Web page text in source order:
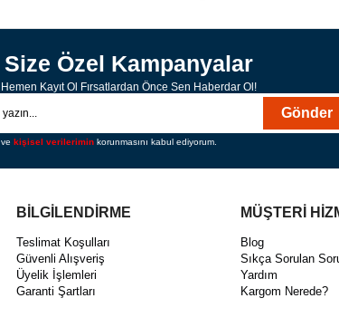
Size Özel Kampanyalar
Hemen Kayıt Ol Fırsatlardan Önce Sen Haberdar Ol!
Gönder
ve kişisel verilerimin korunmasını kabul ediyorum.
BİLGİLENDİRME
Teslimat Koşulları
Güvenli Alışveriş
Üyelik İşlemleri
Garanti Şartları
MÜŞTERİ
Blog
Sıkça Sorulan
Yardım
Kargom Nerede?